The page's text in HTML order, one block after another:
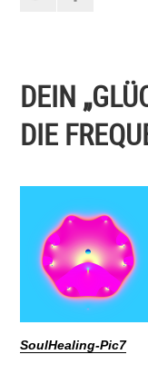
DEIN
DIE
SoulHealing-Pic7